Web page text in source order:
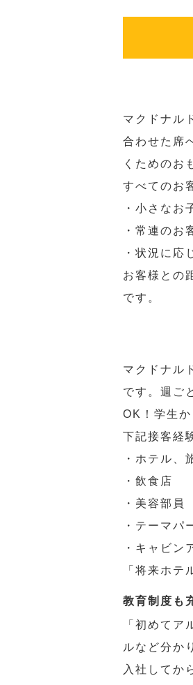
マクドナル
合わせた席
くためのお
すべてのお
・小さなお
・常連のお
・状況に
お客様との
です。
マクドナル
です。週ご
OK！学生
下記接客経
・ホテル、
・飲食店
・美容部員
・テーマパ
・キャビン
「将来ホ
教育制度も
「初めて
ルなど分か
入社してか